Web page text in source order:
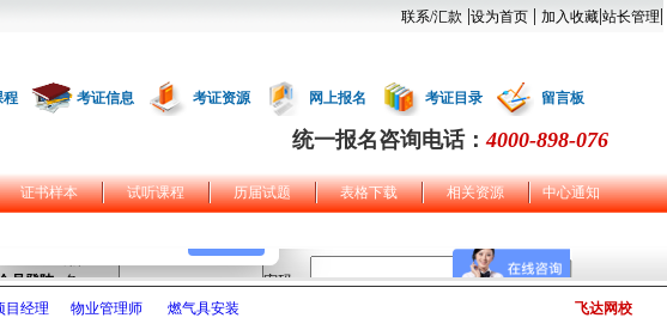
联系/汇款 |设为首页 | 加入收藏|站长管理|
程 考证信息 考证资源 网上报名 考证目录 留言板
统一报名咨询电话：4000-898-076
证书样本 试听课程 历届试题 表格下载 相关资源 中心通知
目经理 物业管理师 燃气具安装
飞达网校